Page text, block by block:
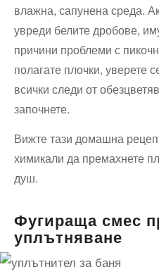
влажна, сапунена среда.
увреди белите дробове,
причини проблеми с
полагате плочки, уверете
всички следи от
започнете.
Вижте тази домашна
химикали да премахнете
душ.
Фугираща смес
уплътняване